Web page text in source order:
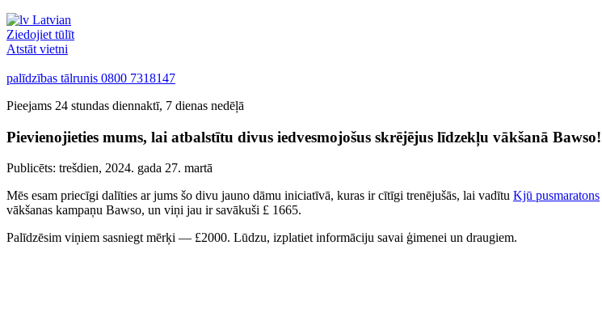
Latvian
Ziedojiet tūlīt
Atstāt vietni
palīdzības tālrunis 0800 7318147
Pieejams 24 stundas diennaktī, 7 dienas nedēļā
Pievienojieties mums, lai atbalstītu divus iedvesmojošus skrējējus līdzekļu vākšanā Bawso!
Publicēts: trešdien, 2024. gada 27. martā
Mēs esam priecīgi dalīties ar jums šo divu jauno dāmu iniciatīvā, kuras ir cītīgi trenējušās, lai vadītu Kjū pusmaratons
vākšanas kampaņu Bawso, un viņi jau ir savākuši £ 1665.
Palīdzēsim viņiem sasniegt mērķi — £2000. Lūdzu, izplatiet informāciju savai ģimenei un draugiem.